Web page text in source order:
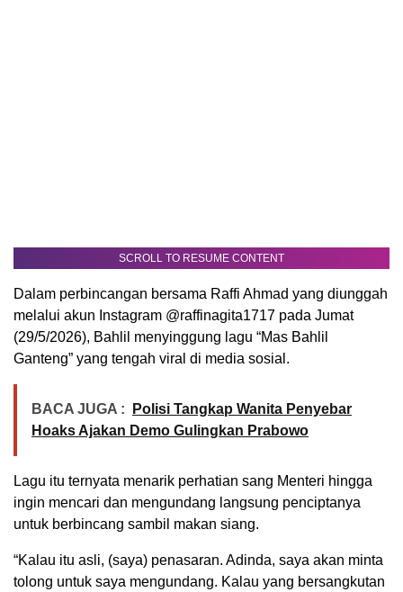
SCROLL TO RESUME CONTENT
Dalam perbincangan bersama Raffi Ahmad yang diunggah
melalui akun Instagram @raffinagita1717 pada Jumat
(29/5/2026), Bahlil menyinggung lagu “Mas Bahlil
Ganteng” yang tengah viral di media sosial.
BACA JUGA :
Polisi Tangkap Wanita Penyebar
Hoaks Ajakan Demo Gulingkan Prabowo
Lagu itu ternyata menarik perhatian sang Menteri hingga
ingin mencari dan mengundang langsung penciptanya
untuk berbincang sambil makan siang.
“Kalau itu asli, (saya) penasaran. Adinda, saya akan minta
tolong untuk saya mengundang. Kalau yang bersangkutan